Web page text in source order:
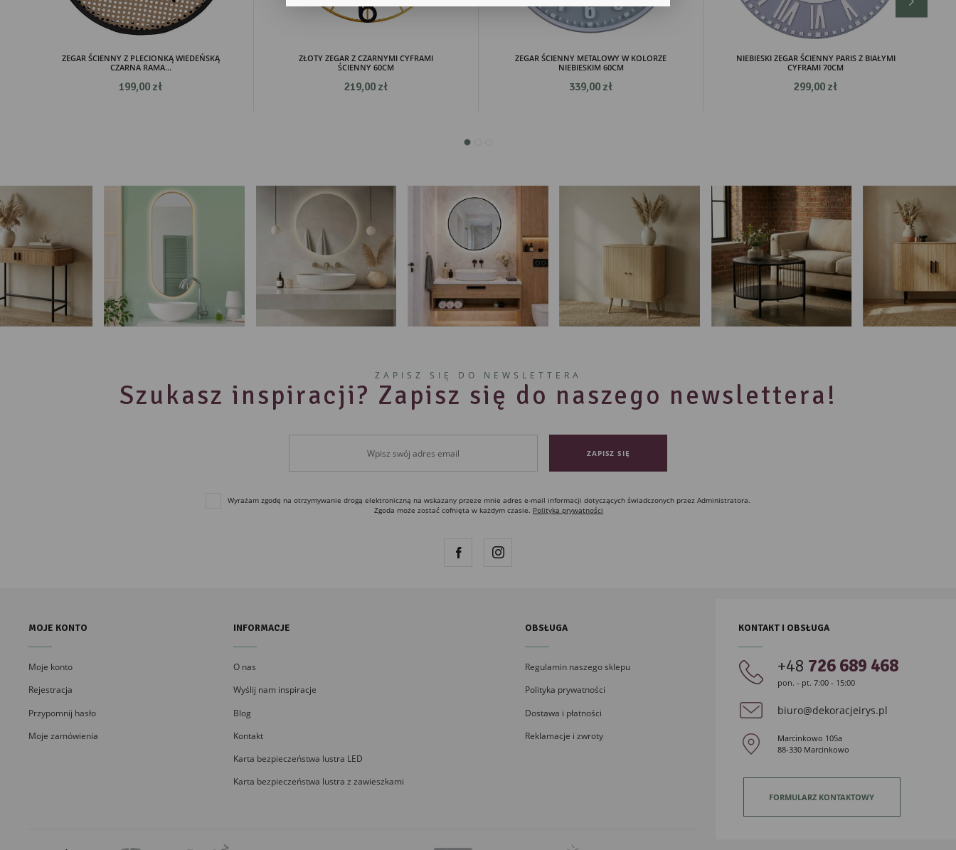
ZEGAR ŚCIENNY Z PLECIONKĄ WIEDEŃSKĄ
CZARNA RAMA...
199,00 zł
ZŁOTY ZEGAR Z CZARNYMI CYFRAMI
ŚCIENNY 60CM
219,00 zł
ZEGAR ŚCIENNY METALOWY W KOLORZE
NIEBIESKIM 60CM
339,00 zł
NIEBIESKI ZEGAR ŚCIENNY PARIS Z BIAŁYMI
CYFRAMI 70CM
299,00 zł
ZAPISZ SIĘ DO NEWSLETTERA
Szukasz inspiracji? Zapisz się do naszego newslettera!
Wyrażam zgodę na otrzymywanie drogą elektroniczną na wskazany przeze mnie adres e-mail informacji dotyczących świadczonych przez Administratora.
Zgoda może zostać cofnięta w każdym czasie. Polityka prywatności
MOJE KONTO
Moje konto
Rejestracja
Przypomnij hasło
Moje zamówienia
INFORMACJE
O nas
Wyślij nam inspiracje
Blog
Kontakt
Karta bezpieczeństwa lustra LED
Karta bezpieczeństwa lustra z zawieszkami
OBSŁUGA
Regulamin naszego sklepu
Polityka prywatności
Dostawa i płatności
Reklamacje i zwroty
KONTAKT I OBSŁUGA
+48 726 689 468
pon. - pt. 7:00 - 15:00
biuro@dekoracjeirys.pl
Marcinkowo 105a
88-330 Marcinkowo
FORMULARZ KONTAKTOWY
użytkowników. Zgromadzone informacje są przetwarzane w formie zanonimizowanej. Wyrażenie
zgody na analityczne pliki cookies gwarantuje dostępność wszystkich funkcjonalności.
Reklamowe
Promocyjne pliki cookies służą do prezentowania Ci naszych komunikatów na podstawie analizy
promocyjne mogą pojawić się na stronach podmiotów trzecich lub firm będących naszymi